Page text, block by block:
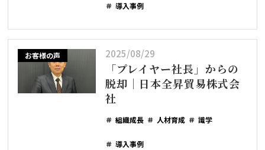
導入事例
お客様の声 2025/08/29
「プレイヤー社長」からの
脱却｜日本全昇貿易株式会
社
組織成長 人材育成 識学
導入事例